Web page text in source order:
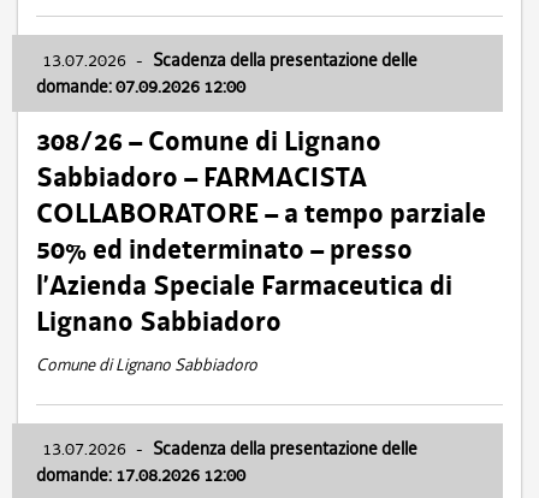
13.07.2026 - Scadenza della presentazione delle
domande: 07.09.2026 12:00
308/26 – Comune di Lignano
Sabbiadoro – FARMACISTA
COLLABORATORE – a tempo parziale
50% ed indeterminato – presso
l’Azienda Speciale Farmaceutica di
Lignano Sabbiadoro
Comune di Lignano Sabbiadoro
13.07.2026 - Scadenza della presentazione delle
domande: 17.08.2026 12:00